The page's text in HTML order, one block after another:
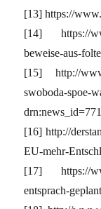
[13] https://
[14] https://
beweise-aus-
[15] http://
swoboda-spoe-
[16] http://
EU-mehr-
[17] https://
entsprach-